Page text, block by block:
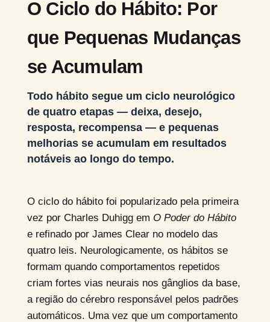
O Ciclo do Hábito: Por
que Pequenas Mudanças
se Acumulam
Todo hábito segue um ciclo neurológico
de quatro etapas — deixa, desejo,
resposta, recompensa — e pequenas
melhorias se acumulam em resultados
notáveis ao longo do tempo.
O ciclo do hábito foi popularizado pela primeira
vez por Charles Duhigg em O Poder do Hábito
e refinado por James Clear no modelo das
quatro leis. Neurologicamente, os hábitos se
formam quando comportamentos repetidos
criam fortes vias neurais nos gânglios da base,
a região do cérebro responsável pelos padrões
automáticos. Uma vez que um comportamento